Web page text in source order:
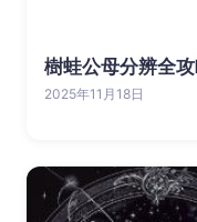
樹蛙公母分辨全
2025年11月18日